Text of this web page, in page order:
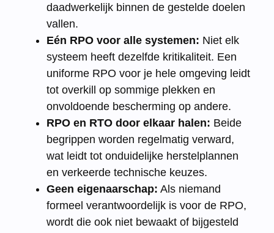
daadwerkelijk binnen de gestelde doelen
vallen.
Eén RPO voor alle systemen: Niet elk
systeem heeft dezelfde kritikaliteit. Een
uniforme RPO voor je hele omgeving leidt
tot overkill op sommige plekken en
onvoldoende bescherming op andere.
RPO en RTO door elkaar halen: Beide
begrippen worden regelmatig verward,
wat leidt tot onduidelijke herstelplannen
en verkeerde technische keuzes.
Geen eigenaarschap: Als niemand
formeel verantwoordelijk is voor de RPO,
wordt die ook niet bewaakt of bijgesteld